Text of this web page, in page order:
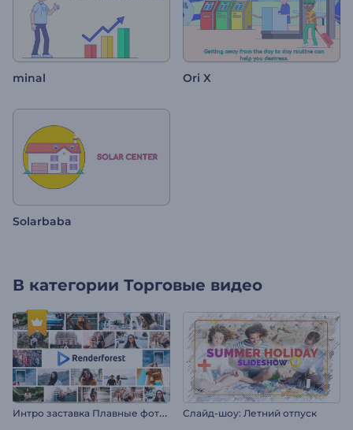
minal Ori X
Solarbaba
В категории Торговые видео
И
нтро заставка Плавные фоторамки Слайд-шоу: Летний отпуск